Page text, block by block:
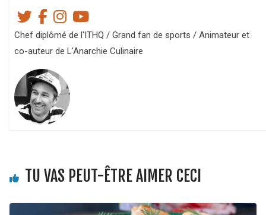
Chef diplômé de l'ITHQ / Grand fan de sports / Animateur et
co-auteur de L'Anarchie Culinaire
TU VAS PEUT-ÊTRE AIMER CECI